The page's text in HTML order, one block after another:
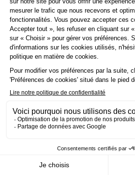
Demander un RDV
Envoyer un message
Description